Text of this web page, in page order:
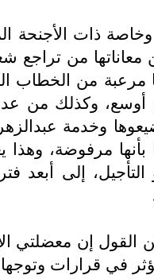
وخاصة ذات
معاناتها من
مرعبة من الخطاب
وكذلك من عدم
وخدمة
بأنها مرفوضة،
التأجيل، إلى
القول إن معضلتي
تؤثر في قرارات